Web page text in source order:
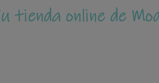
tienda online de